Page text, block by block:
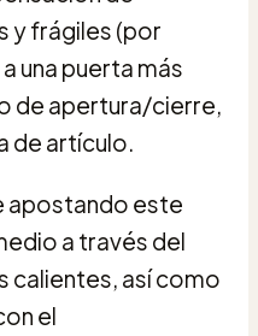
y frágiles (por
una puerta más
de apertura/cierre,
de artículo.
apostando este
a través del
calientes, así como
el